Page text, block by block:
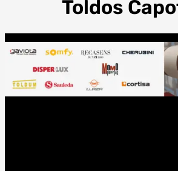
Toldos